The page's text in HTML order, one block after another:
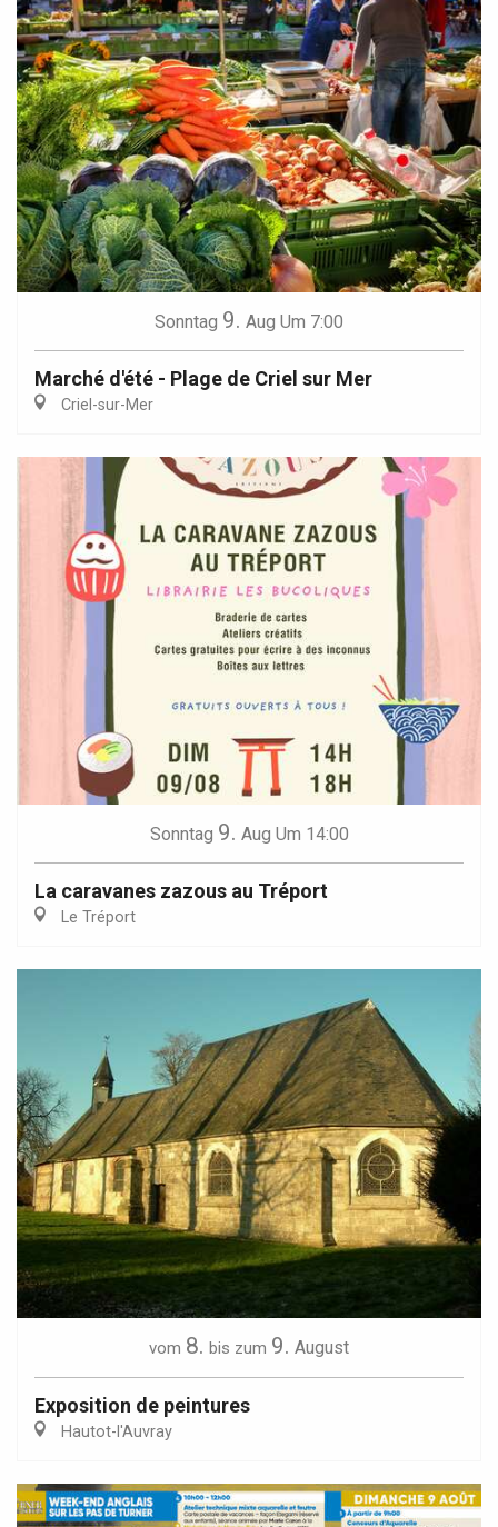
Sonntag 9. Aug Um 7:00
Marché d'été - Plage de Criel sur Mer
Criel-sur-Mer
Sonntag 9. Aug Um 14:00
La caravanes zazous au Tréport
Le Tréport
vom 8. bis zum 9. August
Exposition de peintures
Hautot-l'Auvray